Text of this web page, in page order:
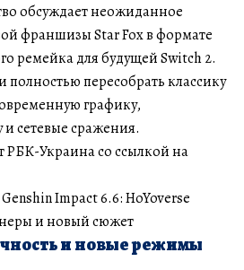
обсуждает неожиданное
франшизы Star Fox в формате
ремейка для будущей Switch 2.
пересобрать классику
графику,
сетевые сражения.
Украина со ссылкой на
Genshin Impact 6.6: HoYoverse
и новый сюжет
и новые режимы